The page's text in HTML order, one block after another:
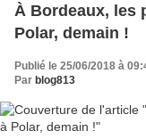
À Bordeaux, les
Polar, demain !
Publié le 25/06/2018 à
Par blog813